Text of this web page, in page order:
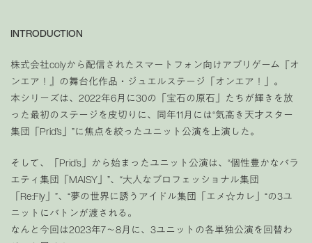
INTRODUCTION
株式会社colyから配信されたスマートフォン向けアプリゲーム『オ
ンエア！』の舞台化作品・ジュエルステージ「オンエア！」。
本シリーズは、2022年6月に30の「宝石の原石」たちが輝きを放
った最初のステージを皮切りに、同年11月には“気高き天才スター
集団「Prid’s」”に焦点を絞ったユニット公演を上演した。
そして、「Prid’s」から始まったユニット公演は、“個性豊かなバラ
エティ集団「MAISY」”、“大人なプロフェッショナル集団
「Re:Fly」”、“夢の世界に誘うアイドル集団「エメ☆カレ」“の3ユ
ニットにバトンが渡される。
なんと今回は2023年7～8月に、3ユニットの各単独公演を回替わ